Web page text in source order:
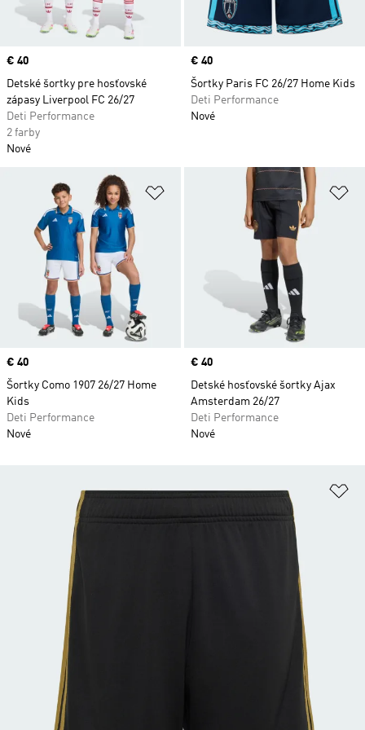
Price
€ 40
Detské šortky pre hosťovské
zápasy Liverpool FC 26/27
Deti Performance
2 farby
Nové
Price
€ 40
Šortky Paris FC 26/27 Home Kids
Deti Performance
Nové
Pridať do zoznamu želaných
Price
€ 40
Šortky Como 1907 26/27 Home
Kids
Deti Performance
Nové
Price
€ 40
Detské hosťovské šortky Ajax
Amsterdam 26/27
Deti Performance
Nové